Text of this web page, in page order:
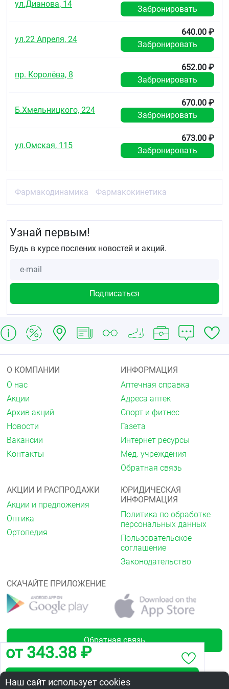
от 343.38 ₽
Забронировать по адресу ул. Бархатовой, 4
ул.Дианова, 14
Забронировать
ул.22 Апреля, 24
640.00 ₽
Забронировать
пр. Королёва, 8
652.00 ₽
Забронировать
Б.Хмельницкого, 224
670.00 ₽
Забронировать
ул.Омская, 115
673.00 ₽
Забронировать
Фармакодинамика Фармакокинетика
Узнай первым!
Будь в курсе послених новостей и акций.
О КОМПАНИИ
О нас
Акции
Архив акций
Новости
Вакансии
Контакты
ИНФОРМАЦИЯ
Аптечная справка
Адреса аптек
Спорт и фитнес
Газета
Интернет ресурсы
Мед. учреждения
Обратная связь
АКЦИИ И РАСПРОДАЖИ
Акции и предложения
Оптика
Ортопедия
ЮРИДИЧЕСКАЯ
ИНФОРМАЦИЯ
Политика по обработке
персональных данных
Пользовательское
соглашение
Законодательство
СКАЧАЙТЕ ПРИЛОЖЕНИЕ
Обратная связь
Наш сайт использует cookies